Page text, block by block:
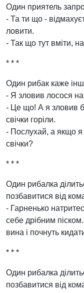
Один приятель
- Та ти що -
ловити.
- Так що тут вміти,
* * *
Один рибак каже
- Я зловив лосося на
- Це що! А я зловив
свічки горіли.
- Послухай, а якщо я
свічки?
* * *
Один рибалка
позбавитися від
- Гарненько
себе дрібним
вина і почнуть
* * *
Один рибалка
позбавитися від